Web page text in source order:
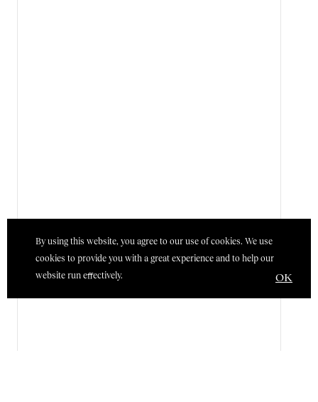
By using this website, you agree to our use of cookies. We use
cookies to provide you with a great experience and to help our
website run effectively.
OK